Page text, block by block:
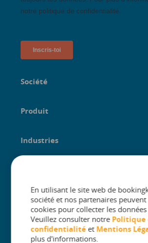
The One Platform for
Société
Produit
Industries
En utilisant le site web de
société et nos partenaires
cookies pour collecter les
Veuillez consulter notre Politique
confidentialité et Mentions
plus d'informations.